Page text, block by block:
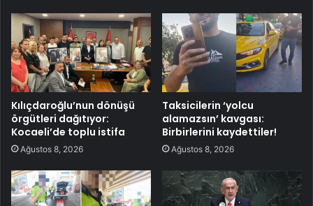
Kılıçdaroğlu’nun dönüşü
örgütleri dağıtıyor:
Kocaeli’de toplu istifa
Ağustos 8, 2026
Taksicilerin ‘yolcu
alamazsın’ kavgası:
Birbirlerini kaydettiler!
Ağustos 8, 2026